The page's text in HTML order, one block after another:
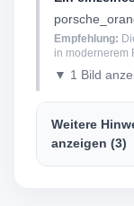
Empfehlung:
in modernerem
▼ 1 Bild
Weitere
anzeigen (3)